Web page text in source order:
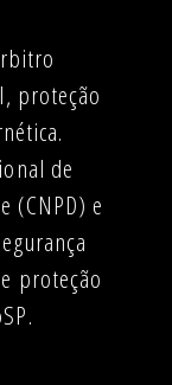
proteção
de
(CNPD) e
proteção